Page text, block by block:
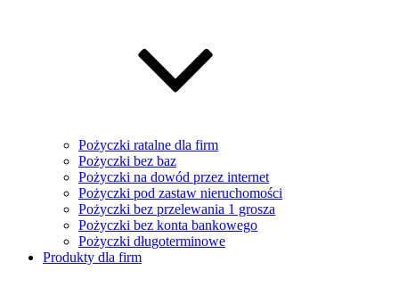
Pożyczki ratalne dla firm
Pożyczki bez baz
Pożyczki na dowód przez internet
Pożyczki pod zastaw nieruchomości
Pożyczki bez przelewania 1 grosza
Pożyczki bez konta bankowego
Pożyczki długoterminowe
Produkty dla firm